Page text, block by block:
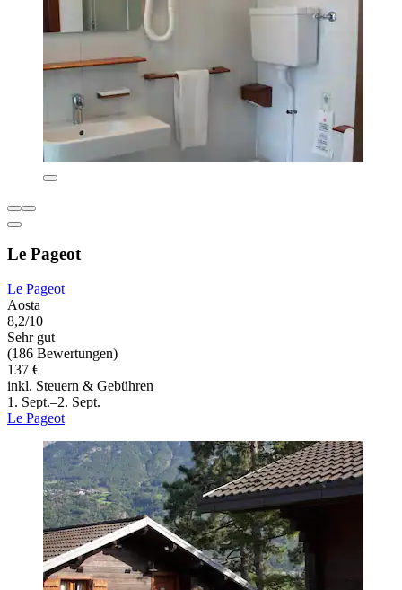
Le Pageot
Le Pageot
Aosta
8,2/10
Sehr gut
(186 Bewertungen)
137 €
inkl. Steuern & Gebühren
1. Sept.–2. Sept.
Le Pageot